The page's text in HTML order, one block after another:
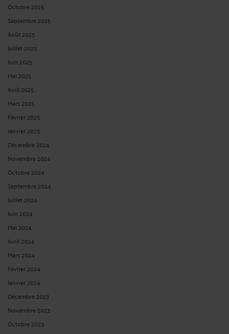
Octobre 2025
Septembre 2025
Août 2025
Juillet 2025
Juin 2025
Mai 2025
Avril 2025
Mars 2025
Février 2025
Janvier 2025
Décembre 2024
Novembre 2024
Octobre 2024
Septembre 2024
Juillet 2024
Juin 2024
Mai 2024
Avril 2024
Mars 2024
Février 2024
Janvier 2024
Décembre 2023
Novembre 2023
Octobre 2023